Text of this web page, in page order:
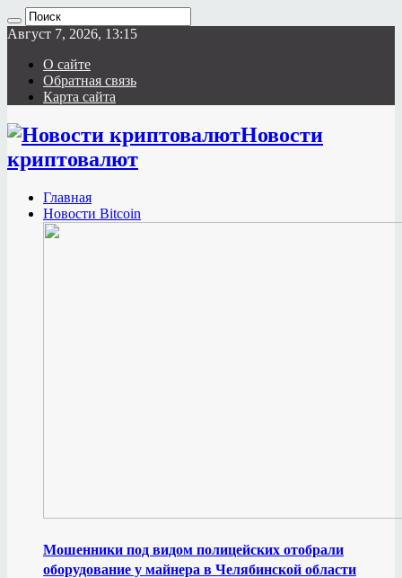
Август 7, 2026, 13:15
О сайте
Обратная связь
Карта сайта
Новости
криптовалют
Главная
Новости Bitcoin
Мошенники под видом полицейских отобрали
оборудование у майнера в Челябинской области